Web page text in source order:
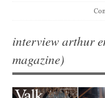
interview arthur
magazine)